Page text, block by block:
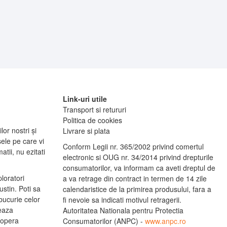
nostri și
pe care vi
nu ezitati
Poti sa
celor
Link-uri utile
Transport si retururi
Politica de cookies
Livrare si plata
Conform Legii nr. 365/2002 privind comertul
electronic si OUG nr. 34/2014 privind drepturile
consumatorilor, va informam ca aveti dreptul de
a va retrage din contract in termen de 14 zile
calendaristice de la primirea produsului, fara a
fi nevoie sa indicati motivul retragerii.
Autoritatea Nationala pentru Protectia
Consumatorilor (ANPC) - www.anpc.ro